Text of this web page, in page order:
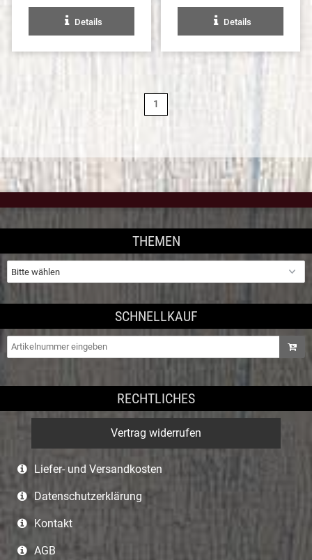
Details Details
1
THEMEN
SCHNELLKAUF
RECHTLICHES
Vertrag widerrufen
Liefer- und Versandkosten
Datenschutzerklärung
Kontakt
AGB